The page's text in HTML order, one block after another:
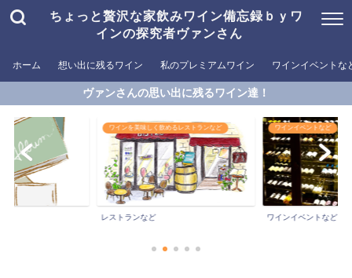
ちょっと贅沢な家飲みワイン備忘録ｂｙワ
インの探究者ヴァンさん
ホーム 想い出に残るワイン 私のプレミアムワイン ワインイベントな
ヴァンさんの思い出に残るワイン達！
ワインを美味しく飲めるレストランなど
レストランなど
ワインイベントなど
ワインイベントなど